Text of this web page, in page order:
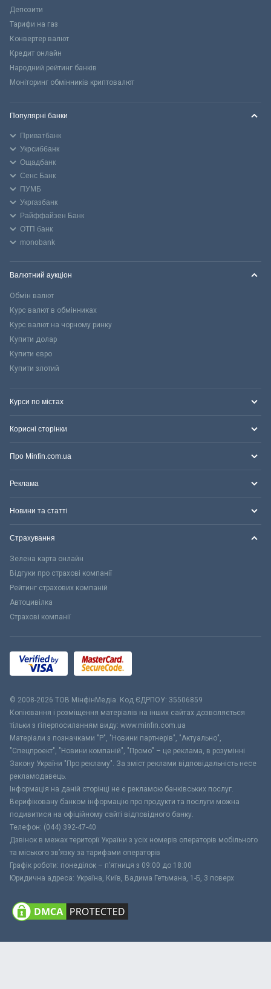
Депозити
Тарифи на газ
Конвертер валют
Кредит онлайн
Народний рейтинг банків
Моніторинг обмінників криптовалют
Популярні банки
Приватбанк
Укрсиббанк
Ощадбанк
Сенс Банк
ПУМБ
Укргазбанк
Райффайзен Банк
ОТП банк
monobank
Валютний аукціон
Обмін валют
Курс валют в обмінниках
Курс валют на чорному ринку
Купити долар
Купити євро
Купити злотий
Курси по містах
Корисні сторінки
Про Minfin.com.ua
Реклама
Новини та статті
Страхування
Зелена карта онлайн
Відгуки про страхові компанії
Рейтинг страхових компаній
Автоцивілка
Страхові компанії
© 2008-2026 ТОВ МiнфiнМедiа. Код ЄДРПОУ: 35506859
Копіювання і розміщення матеріалів на інших сайтах дозволяється
тільки з гіперпосиланням виду: www.minfin.com.ua
Матеріали з позначками "Р", "Новини партнерів", "Актуально",
"Спецпроект", "Новини компаній", "Промо" – це реклама, в розумінні
Закону України "Про рекламу". За зміст реклами відповідальність несе
рекламодавець.
Інформація на даній сторінці не є рекламою банківських послуг.
Верифіковану банком інформацію про продукти та послуги можна
подивитися на офіційному сайті відповідного банку.
Телефон: (044) 392-47-40
Дзвінок в межах території України з усіх номерів операторів мобільного
та міського зв’язку за тарифами операторів
Графік роботи: понеділок – п’ятниця з 09:00 до 18:00
Юридична адреса: Україна, Київ, Вадима Гетьмана, 1-Б, 3 поверх